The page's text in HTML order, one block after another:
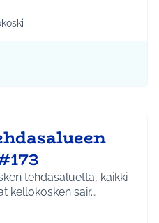
Kehittämisverkosto -
tehdasaluetta, kaikki
kellokosken sair…